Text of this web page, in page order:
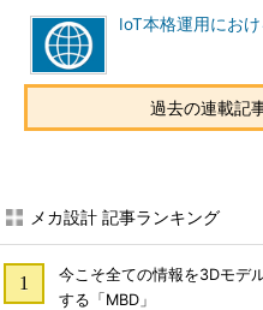
IoT本格運用にお
過去の連載記
メカ設計 記事ランキング
今こそ全ての情報を3Dモデ
する「MBD」